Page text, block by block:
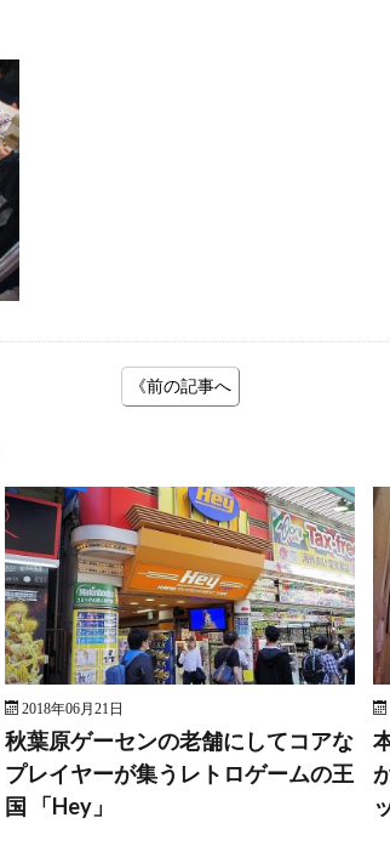
《前の記事へ
2018年06月21日
秋葉原ゲーセンの老舗にしてコアな
プレイヤーが集うレトロゲームの王
国 「Hey」